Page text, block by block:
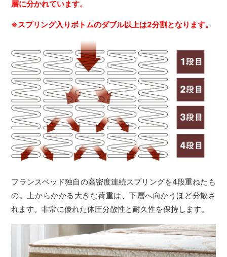
層に分かれています。
※スプリング入りボトムのダブル以上は2分割となります。
フランスベッド独自の高密度連続スプリングを4段重ねたも
の。上からかかる大きな荷重は、下層へ向かうほど分散さ
れます。非常に優れた体圧分散性と耐久性を保持します。